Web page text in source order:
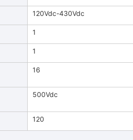
120Vdc-430Vdc
1
1
16
500Vdc
120